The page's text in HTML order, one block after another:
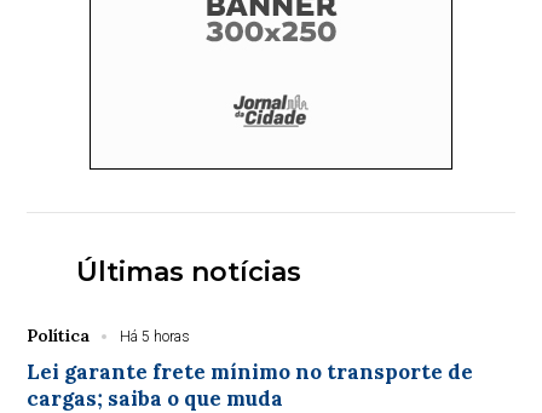
Últimas notícias
Política Há 5 horas
Lei garante frete mínimo no transporte de
cargas; saiba o que muda